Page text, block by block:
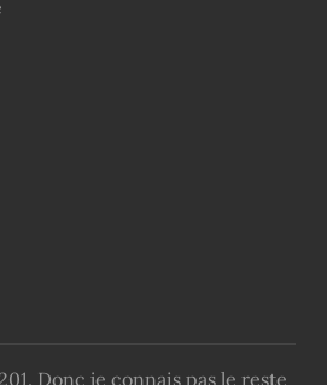
Donc je connais pas le reste